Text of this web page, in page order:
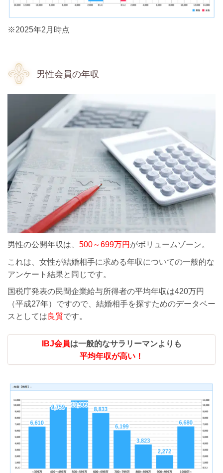
※2025年2月時点
男性会員の年収
男性の公開年収は、 500～699万円 がボリュームゾーン。
これは、女性が結婚相手に求める年収についての一般的な
アンケート結果と同じです。
国税庁発表の民間企業給与所得者の平均年収は420万円
（平成27年）ですので、結婚相手を探すためのデータベー
スとしては良質です。
IBJ会員は一般的なサラリーマンよりも
平均年収が高い！